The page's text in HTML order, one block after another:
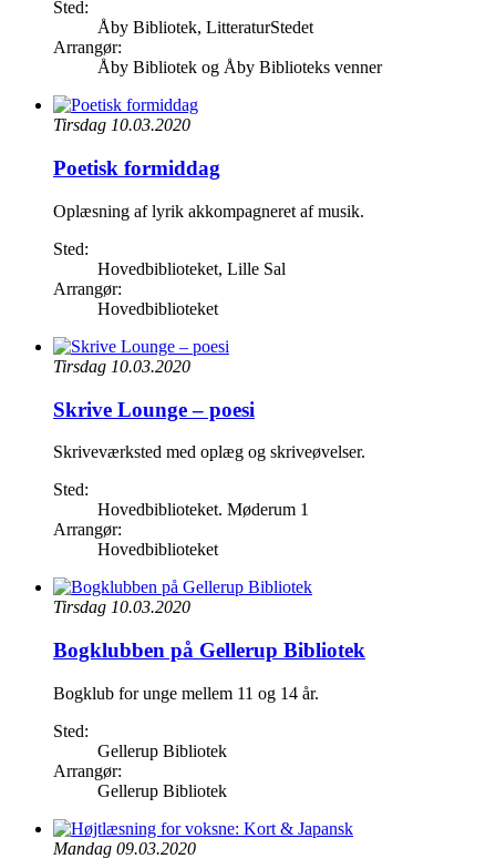
Sted:
Åby Bibliotek, LitteraturStedet
Arrangør:
Åby Bibliotek og Åby Biblioteks venner
Tirsdag 10.03.2020
Poetisk formiddag
Oplæsning af lyrik akkompagneret af musik.
Sted:
Hovedbiblioteket, Lille Sal
Arrangør:
Hovedbiblioteket
Tirsdag 10.03.2020
Skrive Lounge – poesi
Skriveværksted med oplæg og skriveøvelser.
Sted:
Hovedbiblioteket. Møderum 1
Arrangør:
Hovedbiblioteket
Tirsdag 10.03.2020
Bogklubben på Gellerup Bibliotek
Bogklub for unge mellem 11 og 14 år.
Sted:
Gellerup Bibliotek
Arrangør:
Gellerup Bibliotek
Mandag 09.03.2020